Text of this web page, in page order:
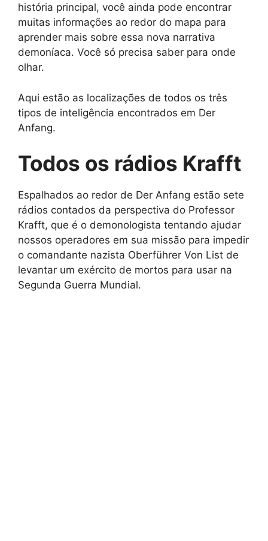
história principal, você ainda pode encontrar
muitas informações ao redor do mapa para
aprender mais sobre essa nova narrativa
demoníaca. Você só precisa saber para onde
olhar.
Aqui estão as localizações de todos os três
tipos de inteligência encontrados em Der
Anfang.
Todos os rádios Krafft
Espalhados ao redor de Der Anfang estão sete
rádios contados da perspectiva do Professor
Krafft, que é o demonologista tentando ajudar
nossos operadores em sua missão para impedir
o comandante nazista Oberführer Von List de
levantar um exército de mortos para usar na
Segunda Guerra Mundial.